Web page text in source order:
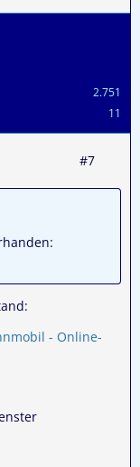
2.751
11
#7
- Online-